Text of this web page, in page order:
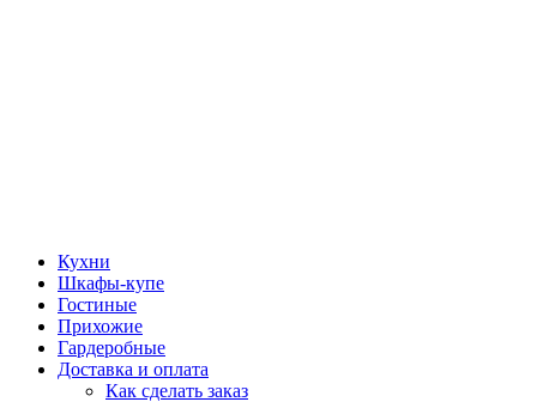
Кухни
Шкафы-купе
Гостиные
Прихожие
Гардеробные
Доставка и оплата
Как сделать заказ